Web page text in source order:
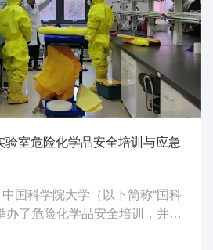
验室危险化学品安全培训与应急
办了危险化学品安全培训，并于